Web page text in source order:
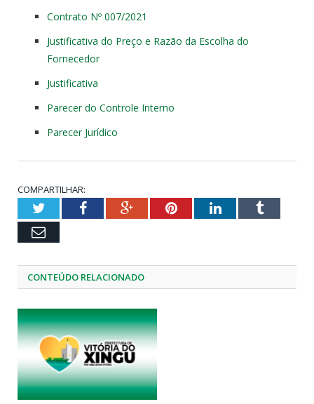
Contrato Nº 007/2021
Justificativa do Preço e Razão da Escolha do
Fornecedor
Justificativa
Parecer do Controle Interno
Parecer Jurídico
COMPARTILHAR:
TwitterFacebookGoogle+PinterestLinkedInTumblr
Email
CONTEÚDO RELACIONADO